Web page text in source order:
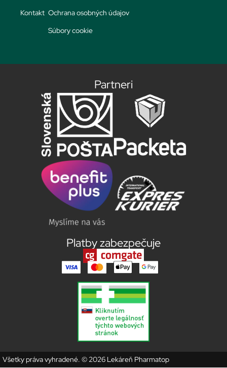
Kontakt Ochrana osobných údajov
Súbory cookie
Partneri
Platby zabezpečuje
Všetky práva vyhradené. © 2026 Lekáreň Pharmatop